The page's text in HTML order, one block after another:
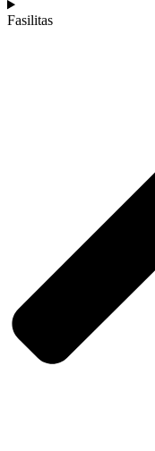
Fasilitas